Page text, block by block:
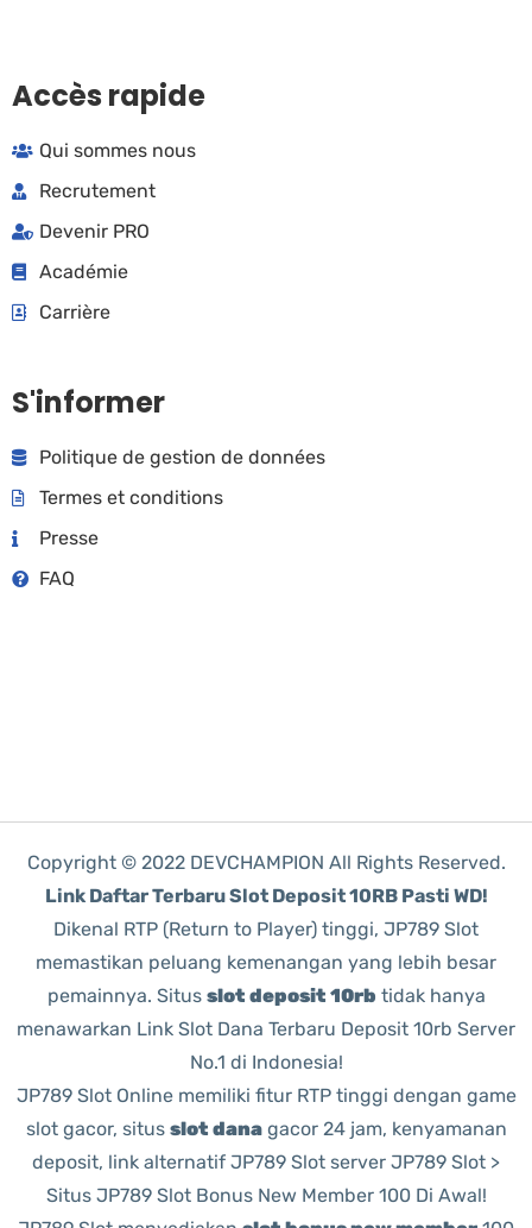
Accès rapide
Qui sommes nous
Recrutement
Devenir PRO
Académie
Carrière
S'informer
Politique de gestion de données
Termes et conditions
Presse
FAQ
Copyright © 2022 DEVCHAMPION All Rights Reserved.
Link Daftar Terbaru Slot Deposit 10RB Pasti WD!
Dikenal RTP (Return to Player) tinggi, JP789 Slot
memastikan peluang kemenangan yang lebih besar
pemainnya. Situs slot deposit 10rb tidak hanya
menawarkan Link Slot Dana Terbaru Deposit 10rb Server
No.1 di Indonesia!
JP789 Slot Online memiliki fitur RTP tinggi dengan game
slot gacor, situs slot danagacor 24 jam, kenyamanan
deposit, link alternatif JP789 Slot server JP789 Slot >
Situs JP789 Slot Bonus New Member 100 Di Awal!